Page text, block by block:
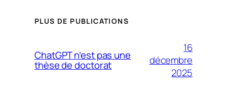
PLUS DE PUBLICATIONS
ChatGPT n’est pas une
thèse de doctorat
16
décembre
2025